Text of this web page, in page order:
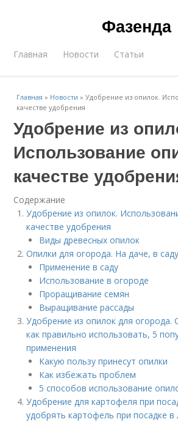
Фазенда
Главная Новости Статьи
Главная » Новости »Удобрение из опилок.
качестве удобрения
Удобрение из
Использование
качестве
Содержание
Удобрение из опилок.
качестве удобрения
Виды древесных опилок
Опилки для огорода. На даче, в
Применение в саду
Использование в огороде
Проращивание семян
Выращивание рассады
Удобрение из опилок для огорода.
как правильно использовать, 5
применения
Какую пользу принесут опилки
Как избежать проблем
5 способов использование
Удобрение для картофеля при
удобрять картофель при посадке в